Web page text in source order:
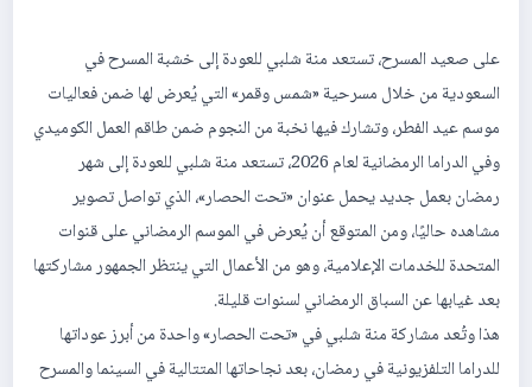
على صعيد المسرح، تستعد منة شلبي للعودة إلى خشبة المسرح في
السعودية من خلال مسرحية «شمس وقمر» التي يُعرض لها ضمن فعاليات
موسم عيد الفطر، وتشارك فيها نخبة من النجوم ضمن طاقم العمل الكوميدي
وفي الدراما الرمضانية لعام 2026، تستعد منة شلبي للعودة إلى شهر
رمضان بعمل جديد يحمل عنوان «تحت الحصار»، الذي تواصل تصوير
مشاهده حاليًا، ومن المتوقع أن يُعرض في الموسم الرمضاني على قنوات
المتحدة للخدمات الإعلامية، وهو من الأعمال التي ينتظر الجمهور مشاركتها
بعد غيابها عن السباق الرمضاني لسنوات قليلة.
هذا وتُعد مشاركة منة شلبي في «تحت الحصار» واحدة من أبرز عوداتها
للدراما التلفزيونية في رمضان، بعد نجاحاتها المتتالية في السينما والمسرح